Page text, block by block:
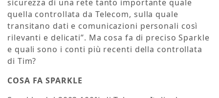
sicurezza di una rete tanto importante quale
quella controllata da Telecom, sulla quale
transitano dati e comunicazioni personali così
rilevanti e delicati”. Ma cosa fa di preciso Sparkle
e quali sono i conti più recenti della controllata
di Tim?
COSA FA SPARKLE